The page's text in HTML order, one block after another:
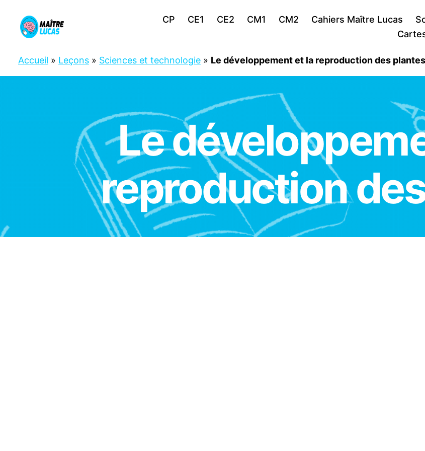
CP CE1 CE2 CM1 CM2 Cahiers Maître Lucas
Accueil » Leçons » Sciences et technologie » Le développement et la reproduction des plantes
Catégories
M
1
C
M
2
S
C
E
Le
reproduction